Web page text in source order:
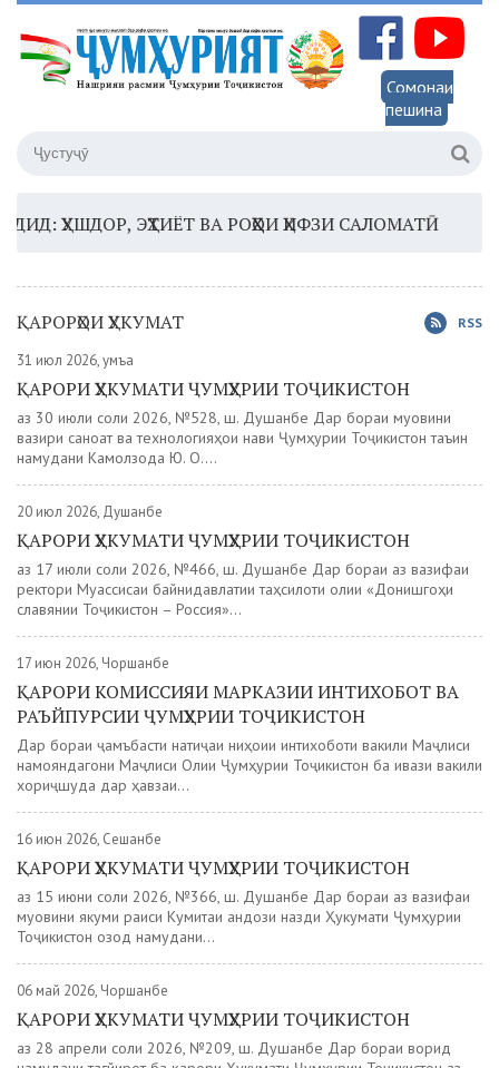
Сомонаи
пешина
ЭҲТИЁТ ВА РОҲҲОИ ҲИФЗИ САЛОМАТӢ16:35
ҚАРОРҲОИ ҲУКУМАТ RSS
31 июл 2026, Ҷумъа
ҚАРОРИ ҲУКУМАТИ ҶУМҲУРИИ ТОҶИКИСТОН
аз 30 июли соли 2026, №528, ш. Душанбе Дар бораи муовини
вазири саноат ва технологияҳои нави Ҷумҳурии Тоҷикистон таъин
намудани Камолзода Ю. О....
20 июл 2026, Душанбе
ҚАРОРИ ҲУКУМАТИ ҶУМҲУРИИ ТОҶИКИСТОН
аз 17 июли соли 2026, №466, ш. Душанбе Дар бораи аз вазифаи
ректори Муассисаи байнидавлатии таҳсилоти олии «Донишгоҳи
славянии Тоҷикистон – Россия»...
17 июн 2026, Чоршанбе
ҚАРОРИ КОМИССИЯИ МАРКАЗИИ ИНТИХОБОТ ВА
РАЪЙПУРСИИ ҶУМҲУРИИ ТОҶИКИСТОН
Дар бораи ҷамъбасти натиҷаи ниҳоии интихоботи вакили Маҷлиси
намояндагони Маҷлиси Олии Ҷумҳурии Тоҷикистон ба ивази вакили
хориҷшуда дар ҳавзаи...
16 июн 2026, Сешанбе
ҚАРОРИ ҲУКУМАТИ ҶУМҲУРИИ ТОҶИКИСТОН
аз 15 июни соли 2026, №366, ш. Душанбе Дар бораи аз вазифаи
муовини якуми раиси Кумитаи андози назди Ҳукумати Ҷумҳурии
Тоҷикистон озод намудани...
06 май 2026, Чоршанбе
ҚАРОРИ ҲУКУМАТИ ҶУМҲУРИИ ТОҶИКИСТОН
аз 28 апрели соли 2026, №209, ш. Душанбе Дар бораи ворид